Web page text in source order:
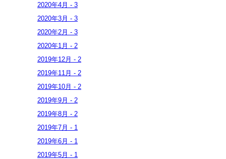
2020年4月 - 3
2020年3月 - 3
2020年2月 - 3
2020年1月 - 2
2019年12月 - 2
2019年11月 - 2
2019年10月 - 2
2019年9月 - 2
2019年8月 - 2
2019年7月 - 1
2019年6月 - 1
2019年5月 - 1